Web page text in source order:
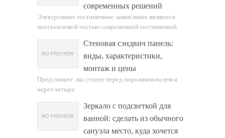
современных решений
Электронные гостиничные замки ныне являются
неотъемлемой частью современной гостиничной
Стеновая сэндвич панель:
виды, характеристики,
монтаж и цены
Представьте: вы стоите перед порожним полем и
через четыре
Зеркало с подсветкой для
ванной: сделать из обычного
санузла место, куда хочется